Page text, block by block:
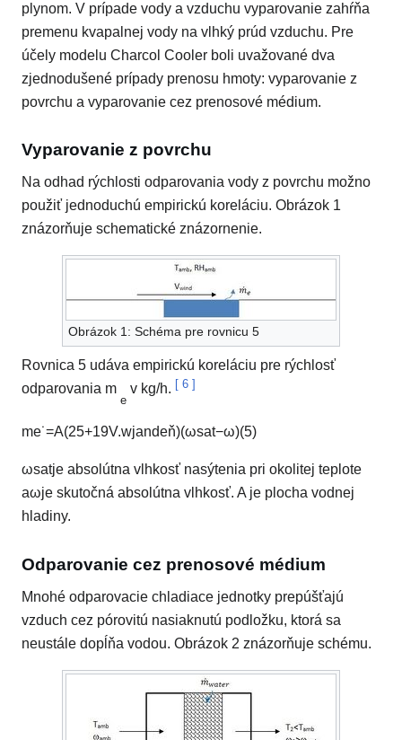
plynom. V prípade vody a vzduchu vyparovanie zahŕňa
premenu kvapalnej vody na vlhký prúd vzduchu. Pre
účely modelu Charcol Cooler boli uvažované dva
zjednodušené prípady prenosu hmoty: vyparovanie z
povrchu a vyparovanie cez prenosové médium.
Vyparovanie z povrchu
Na odhad rýchlosti odparovania vody z povrchu možno
použiť jednoduchú empirickú koreláciu. Obrázok 1
znázorňuje schematické znázornenie.
Obrázok 1: Schéma pre rovnicu 5
Rovnica 5 udáva empirickú koreláciu pre rýchlosť
odparovania m
e
v kg/h. [ 6 ]
me˙=A(25+19V.wjandeň)(ωsat−ω)(5)
ωsatje absolútna vlhkosť nasýtenia pri okolitej teplote
aωje skutočná absolútna vlhkosť. A je plocha vodnej
hladiny.
Odparovanie cez prenosové médium
Mnohé odparovacie chladiace jednotky prepúšťajú
vzduch cez pórovitú nasiaknutú podložku, ktorá sa
neustále dopĺňa vodou. Obrázok 2 znázorňuje schému.